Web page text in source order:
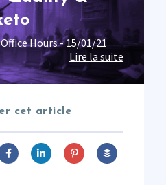
Hours - 15/01/21
Lire la suite
cet article